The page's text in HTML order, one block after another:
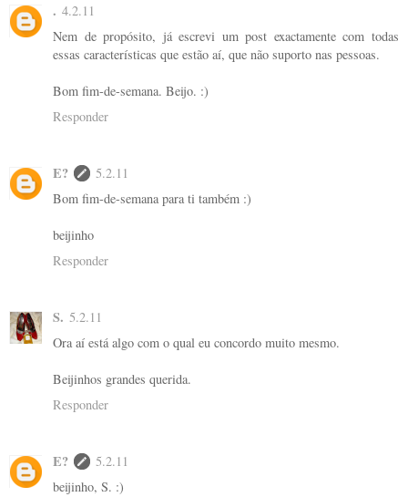
. 4.2.11
Nem de propósito, já escrevi um post exactamente com todas
essas características que estão aí, que não suporto nas pessoas.
Bom fim-de-semana. Beijo. :)
Responder
E?
5.2.11
Bom fim-de-semana para ti também :)
beijinho
Responder
S. 5.2.11
Ora aí está algo com o qual eu concordo muito mesmo.
Beijinhos grandes querida.
Responder
E?
5.2.11
beijinho, S. :)